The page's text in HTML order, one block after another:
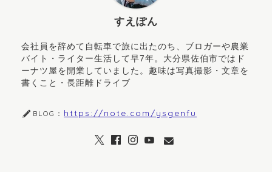
すえぽん
会社員を辞めて自転車で旅に出たのち、ブロガーや農業
バイト・ライター生活して早7年。大分県佐伯市ではド
ーナツ屋を開業していました。趣味は写真撮影・文章を
書くこと・長距離ドライブ
BLOG： https://note.com/ysgenfu